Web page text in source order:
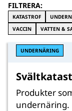
FILTRERA:
KATASTROF
VACCIN
VATTEN &
UNDERNÄRING
Produkter
undernäring.